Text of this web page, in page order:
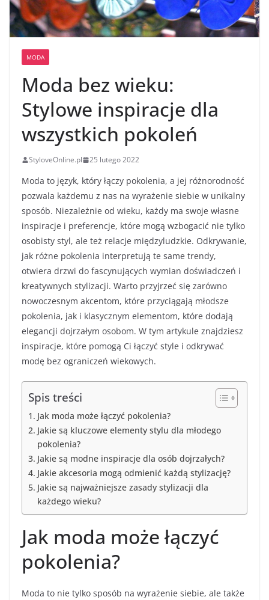
MODA
Moda bez wieku:
Stylowe inspiracje dla
wszystkich pokoleń
StyloveOnline.pl 25 lutego 2022
Moda to język, który łączy pokolenia, a jej różnorodność
pozwala każdemu z nas na wyrażenie siebie w unikalny
sposób. Niezależnie od wieku, każdy ma swoje własne
inspiracje i preferencje, które mogą wzbogacić nie tylko
osobisty styl, ale też relacje międzyludzkie. Odkrywanie,
jak różne pokolenia interpretują te same trendy,
otwiera drzwi do fascynujących wymian doświadczeń i
kreatywnych stylizacji. Warto przyjrzeć się zarówno
nowoczesnym akcentom, które przyciągają młodsze
pokolenia, jak i klasycznym elementom, które dodają
elegancji dojrzałym osobom. W tym artykule znajdziesz
inspiracje, które pomogą Ci łączyć style i odkrywać
modę bez ograniczeń wiekowych.
Spis treści
Jak moda może łączyć pokolenia?
Jakie są kluczowe elementy stylu dla młodego
pokolenia?
Jakie są modne inspiracje dla osób dojrzałych?
Jakie akcesoria mogą odmienić każdą stylizację?
Jakie są najważniejsze zasady stylizacji dla
każdego wieku?
Jak moda może łączyć
pokolenia?
Moda to nie tylko sposób na wyrażenie siebie, ale także